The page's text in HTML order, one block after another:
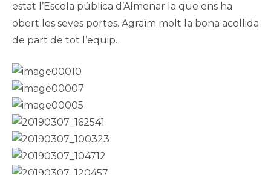
estat l’Escola pública d’Almenar la que ens ha
obert les seves portes. Agraïm molt la bona acollida
de part de tot l’equip.